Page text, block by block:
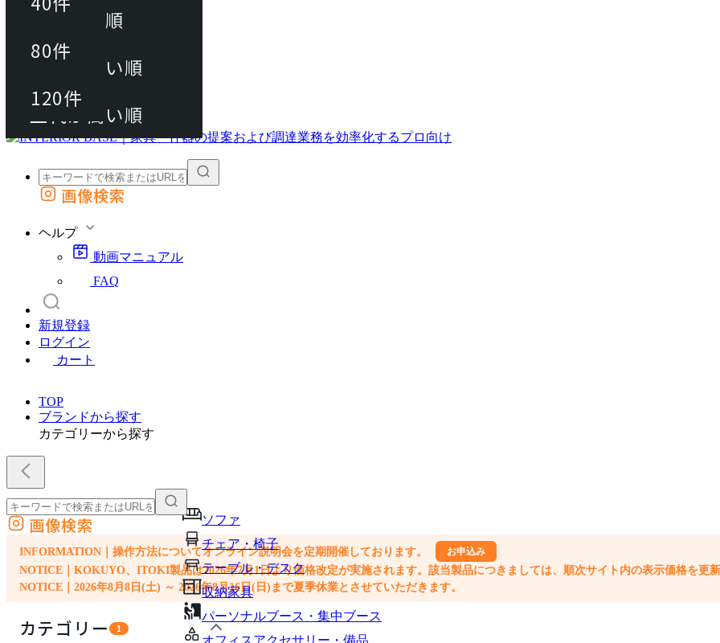
動画マニュアル
FAQ
カート
外部サイトの商品をカートに追加
画像検索
ヘルプ
動画マニュアル
FAQ
新規登録
ログイン
カート
TOP
ブランドから探す
カテゴリーから探す
ソファ
チェア・椅子
テーブル・デスク
収納家具
パーソナルブース・集中ブース
オフィスアクセサリー・備品
外部サイトの商品をカートに追加
他のサイトで見つけた商品ページのURLを貼り付けて、カートに追加できます
画像検索
INFORMATION｜操作方法についてオンライン説明会を定期開催しております。 お申込み
NOTICE｜KOKUYO、ITOKI製品は2026年7月1日より価格改定が実施されます。該当製品につきましては、順次サイト内の表示価格を更新
NOTICE｜2026年8月8日(土) ～ 2026年8月16日(日)まで夏季休業とさせていただきます。
カテゴリー 1
80件
120件
おすすめ順
上代が安い順
上代が高い順
80件
120件